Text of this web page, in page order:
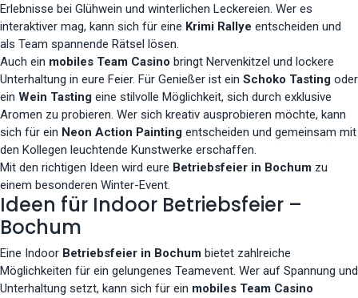
Erlebnisse bei Glühwein und winterlichen Leckereien. Wer es
interaktiver mag, kann sich für eine Krimi Rallye entscheiden und
als Team spannende Rätsel lösen.
Auch ein mobiles Team Casino bringt Nervenkitzel und lockere
Unterhaltung in eure Feier. Für Genießer ist ein Schoko Tasting oder
ein Wein Tasting eine stilvolle Möglichkeit, sich durch exklusive
Aromen zu probieren. Wer sich kreativ ausprobieren möchte, kann
sich für ein Neon Action Painting entscheiden und gemeinsam mit
den Kollegen leuchtende Kunstwerke erschaffen.
Mit den richtigen Ideen wird eure Betriebsfeier in Bochum zu
einem besonderen Winter-Event.
Ideen für Indoor Betriebsfeier –
Bochum
Eine Indoor Betriebsfeier in Bochum bietet zahlreiche
Möglichkeiten für ein gelungenes Teamevent. Wer auf Spannung und
Unterhaltung setzt, kann sich für ein mobiles Team Casino